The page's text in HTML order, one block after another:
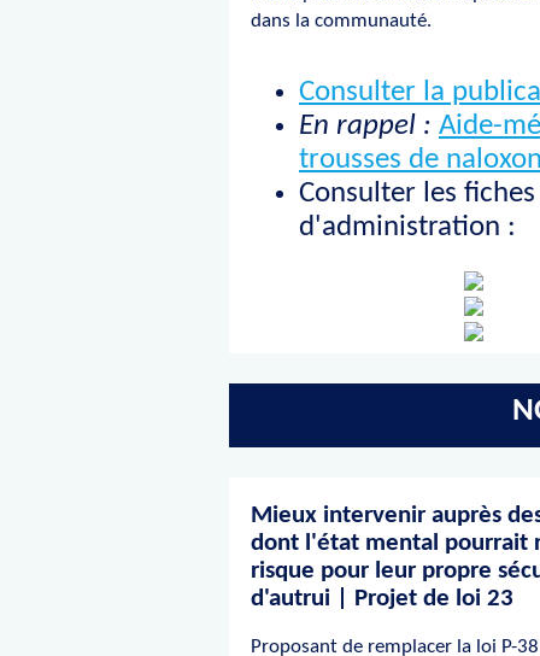
dans la communauté.
Consulter la
En rappel : Aide-
trousses de
Consulter les
d'administration :
Mieux intervenir auprès
dont l'état mental pourrait
risque pour leur propre
d'autrui | Projet de loi 23
Proposant de remplacer la loi P-